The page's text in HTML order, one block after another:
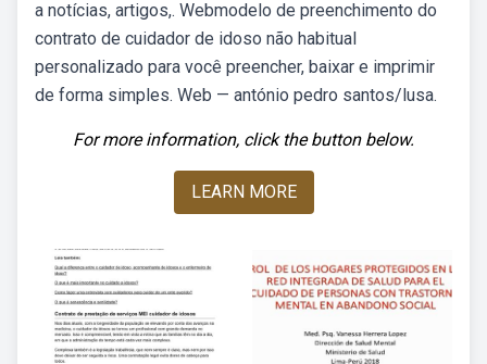
a notícias, artigos,. Webmodelo de preenchimento do
contrato de cuidador de idoso não habitual
personalizado para você preencher, baixar e imprimir
de forma simples. Web — antónio pedro santos/lusa.
For more information, click the button below.
LEARN MORE